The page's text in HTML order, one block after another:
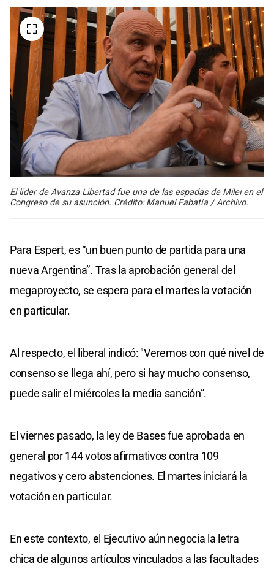
El líder de Avanza Libertad fue una de las espadas de Milei en el
Congreso de su asunción. Crédito: Manuel Fabatía / Archivo.
Para Espert, es “un buen punto de partida para una
nueva Argentina”. Tras la aprobación general del
megaproyecto, se espera para el martes la votación
en particular.
Al respecto, el liberal indicó: "Veremos con qué nivel de
consenso se llega ahí, pero si hay mucho consenso,
puede salir el miércoles la media sanción”.
El viernes pasado, la ley de Bases fue aprobada en
general por 144 votos afirmativos contra 109
negativos y cero abstenciones. El martes iniciará la
votación en particular.
En este contexto, el Ejecutivo aún negocia la letra
chica de algunos artículos vinculados a las facultades